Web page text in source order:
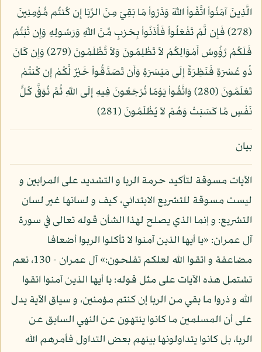
الَّذِينَ آمَنُواْ اتَّقُواْ اللّهَ وَذَرُواْ مَا بَقِيَ مِنَ الرِّبَا إِن كُنتُم مُّؤْمِنِينَ
(278) فَإِن لَّمْ تَفْعَلُواْ فَأْذَنُواْ بِحَرْبٍ مِّنَ اللّهِ وَرَسُولِهِ وَإِن تُبْتُمْ
فَلَكُمْ رُؤُوسُ أَمْوَالِكُمْ لاَ تَظْلِمُونَ وَلاَ تُظْلَمُونَ (279) وَإِن كَانَ
ذُو عُسْرَةٍ فَنَظِرَةٌ إِلَى مَيْسَرَةٍ وَأَن تَصَدَّقُواْ خَيْرٌ لَّكُمْ إِن كُنتُمْ
تَعْلَمُونَ (280) وَاتَّقُواْ يَوْمًا تُرْجَعُونَ فِيهِ إِلَى اللّهِ ثُمَّ تُوَفَّى كُلُّ
نَفْسٍ مَّا كَسَبَتْ وَهُمْ لاَ يُظْلَمُونَ (281)
بيان
الآيات مسوقة لتأكيد حرمة الربا و التشديد على المرابين و
ليست مسوقة للتشريع الابتدائي، كيف و لسانها غير لسان
التشريع: و إنما الذي يصلح لهذا الشأن قوله تعالى في سورة
آل عمران: «يا أيها الذين آمنوا لا تأكلوا الربوا أضعافا
مضاعفة و اتقوا الله لعلكم تفلحون:» آل عمران - 130، نعم
تشتمل هذه الآيات على مثل قوله: يا أيها الذين آمنوا اتقوا
الله و ذروا ما بقي من الربا إن كنتم مؤمنين، و سياق الآية يدل
على أن المسلمين ما كانوا ينتهون عن النهي السابق عن
الربا، بل كانوا يتداولونها بينهم بعض التداول فأمرهم الله